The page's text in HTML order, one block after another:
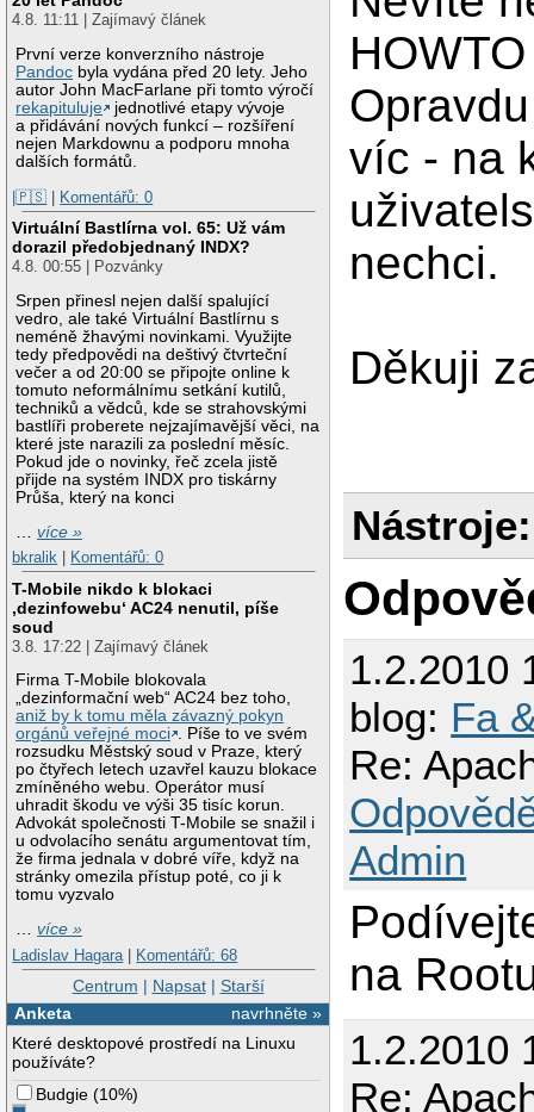
4.8. 11:11 | Zajímavý článek
První verze konverzního nástroje
Pandoc byla vydána před 20 lety. Jeho
autor John MacFarlane při tomto výročí
rekapituluje
jednotlivé etapy vývoje
a přidávání nových funkcí – rozšíření
nejen Markdownu a podporu mnoha
dalších formátů.
|🇵🇸 | Komentářů: 0
Virtuální Bastlírna vol. 65: Už vám
dorazil předobjednaný INDX?
4.8. 00:55 | Pozvánky
Srpen přinesl nejen další spalující
vedro, ale také Virtuální Bastlírnu s
neméně žhavými novinkami. Využijte
tedy předpovědi na deštivý čtvrteční
večer a od 20:00 se připojte online k
tomuto neformálnímu setkání kutilů,
techniků a vědců, kde se strahovskými
bastlíři proberete nejzajímavější věci, na
které jste narazili za poslední měsíc.
Pokud jde o novinky, řeč zcela jistě
přijde na systém INDX pro tiskárny
Průša, který na konci
…více »
bkralik
Komentářů: 0
T-Mobile nikdo k blokaci
‚dezinfowebu‘ AC24 nenutil, píše
soud
3.8. 17:22 | Zajímavý článek
Firma T-Mobile blokovala
„dezinformační web“ AC24 bez toho,
aniž by k tomu měla závazný pokyn
orgánů veřejné moci . Píše to ve svém
rozsudku Městský soud v Praze, který
po čtyřech letech uzavřel kauzu blokace
zmíněného webu. Operátor musí
uhradit škodu ve výši 35 tisíc korun.
Advokát společnosti T-Mobile se snažil i
u odvolacího senátu argumentovat tím,
že firma jednala v dobré víře, když na
stránky omezila přístup poté, co ji k
tomu vyzvalo
…více »
Ladislav Hagara | Komentářů: 68
Centrum | Napsat| Starší
navrhněte »
Anketa
Které desktopové prostředí na Linuxu
používáte?
Budgie (10%)
víc - na
nechci.
Děkuji
Nástroje:
1.2.2010
blog: Fa
Re:
Admin
na
1.2.2010
Re: